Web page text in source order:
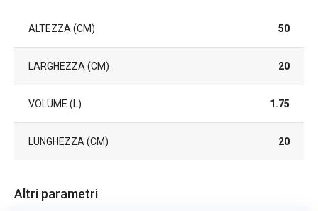
ALTEZZA (CM) 50
LARGHEZZA (CM) 20
VOLUME (L) 1.75
LUNGHEZZA (CM) 20
Altri parametri